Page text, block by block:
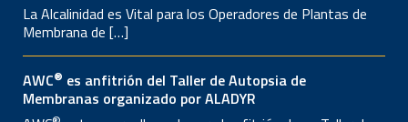
La Alcalinidad es Vital para los Operadores de Plantas de
Membrana de […]
AWC® es anfitrión del Taller de Autopsia de
Membranas organizado por ALADYR